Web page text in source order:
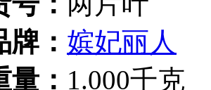
： 嫔妃丽人
： 1.000千克